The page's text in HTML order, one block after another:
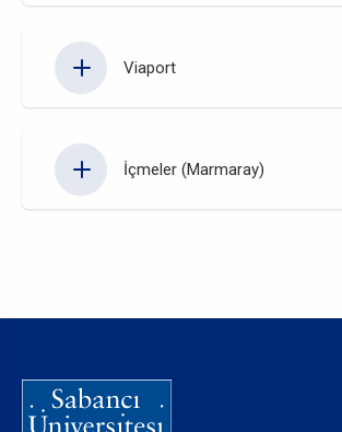
Viaport
İçmeler (Marmaray)